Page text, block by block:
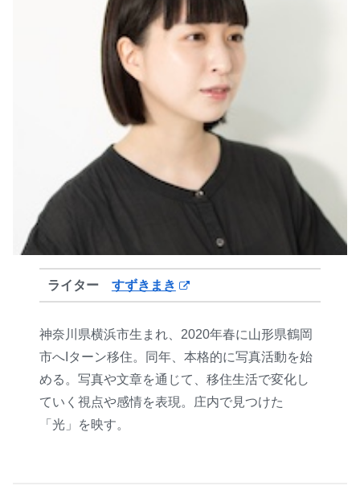
ライター すずきまき
神奈川県横浜市生まれ、2020年春に山形県鶴岡
市へIターン移住。同年、本格的に写真活動を始
める。写真や文章を通じて、移住生活で変化し
ていく視点や感情を表現。庄内で見つけた
「光」を映す。